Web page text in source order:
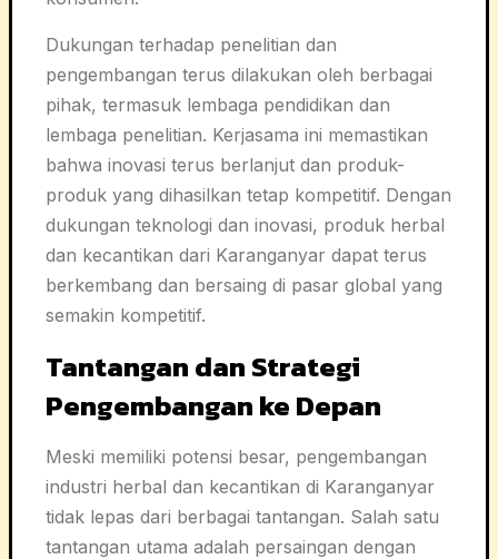
Dukungan terhadap penelitian dan
pengembangan terus dilakukan oleh berbagai
pihak, termasuk lembaga pendidikan dan
lembaga penelitian. Kerjasama ini memastikan
bahwa inovasi terus berlanjut dan produk-
produk yang dihasilkan tetap kompetitif. Dengan
dukungan teknologi dan inovasi, produk herbal
dan kecantikan dari Karanganyar dapat terus
berkembang dan bersaing di pasar global yang
semakin kompetitif.
Tantangan dan Strategi
Pengembangan ke Depan
Meski memiliki potensi besar, pengembangan
industri herbal dan kecantikan di Karanganyar
tidak lepas dari berbagai tantangan. Salah satu
tantangan utama adalah persaingan dengan